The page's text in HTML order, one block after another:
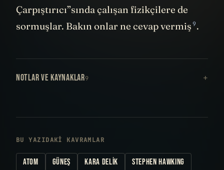
Çarpıştırıcı”sında çalışan fizikçilere de
sormuşlar. Bakın onlar ne cevap vermiş9.
NOTLAR VE KAYNAKLAR9
BU YAZIDAKI KAVRAMLAR
ATOM GÜNEŞ KARA DELIK
STEPHEN HAWKING